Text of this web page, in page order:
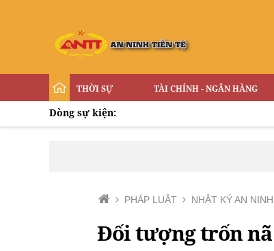
THỜI SỰ TÀI CHÍNH - NGÂN HÀNG
Dòng sự kiện:
PHÁP LUẬT NHẬT KÝ AN NINH
Đối tượng trốn